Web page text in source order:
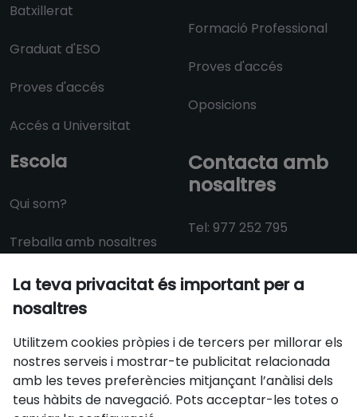
Batxillerat
Graduat d'ESO
Proves d'accés
Accés a Universitat
Formació Professional
Proves d'accés
Oposicions
Escola
Qui som?
Treballa amb nosaltres
Contacta amb
nosaltres
Tel: 977 252 795
15:00 a 18:30
Certificats
La teva privacitat és important per a
nosaltres
Utilitzem cookies pròpies i de tercers per millorar els
nostres serveis i mostrar-te publicitat relacionada
amb les teves preferències mitjançant l’anàlisi dels
teus hàbits de navegació. Pots acceptar-les totes o